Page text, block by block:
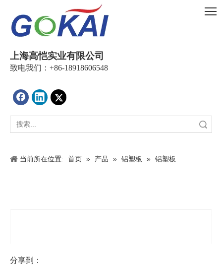
上海高恺实业有限公司
致电我们：+86-18918606548
当前所在位置: 首页 » 产品 » 铝塑板 » 铝塑板
分享到：